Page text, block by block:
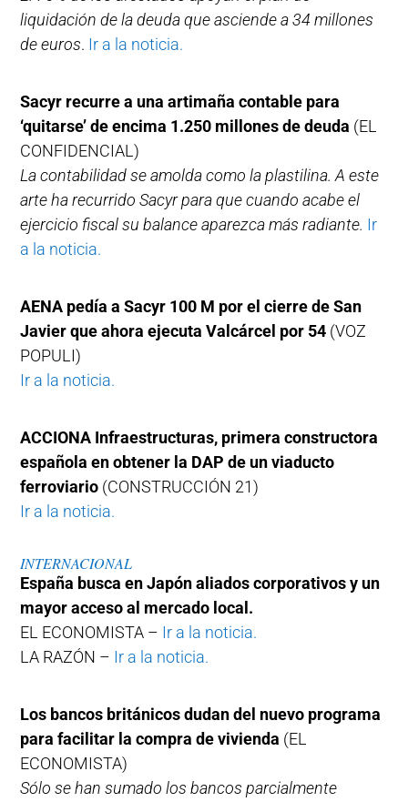
liquidación de la deuda que asciende a 34 millones
de euros. Ir a la noticia.
Sacyr recurre a una artimaña contable para
‘quitarse’ de encima 1.250 millones de deuda (EL
CONFIDENCIAL)
La contabilidad se amolda como la plastilina. A este
arte ha recurrido Sacyr para que cuando acabe el
ejercicio fiscal su balance aparezca más radiante. Ir
a la noticia.
AENA pedía a Sacyr 100 M por el cierre de San
Javier que ahora ejecuta Valcárcel por 54 (VOZ
POPULI)
Ir a la noticia.
ACCIONA Infraestructuras, primera constructora
española en obtener la DAP de un viaducto
ferroviario (CONSTRUCCIÓN 21)
Ir a la noticia.
INTERNACIONAL
España busca en Japón aliados corporativos y un
mayor acceso al mercado local.
EL ECONOMISTA – Ir a la noticia.
LA RAZÓN – Ir a la noticia.
Los bancos británicos dudan del nuevo programa
para facilitar la compra de vivienda (EL
ECONOMISTA)
Sólo se han sumado los bancos parcialmente